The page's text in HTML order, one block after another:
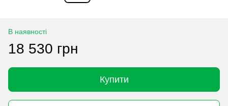
В наявності
18 530 грн
Купити